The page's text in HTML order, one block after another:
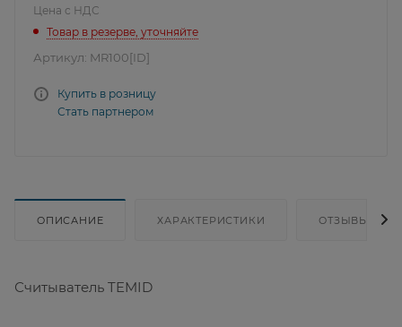
Цена с НДС
Товар в резерве, уточняйте
Артикул: MR100[ID]
Купить в розницу
Стать партнером
ОПИСАНИЕ ХАРАКТЕРИСТИКИ ОТЗЫВЫ
Считыватель TEMID